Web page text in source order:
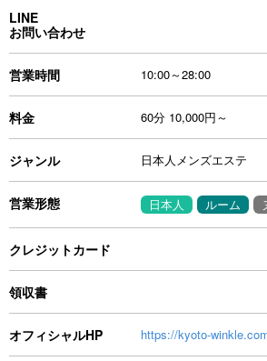
LINE
お問い合わせ
営業時間 10:00～28:00
料金 60分 10,000円～
ジャンル 日本人メンズエステ
営業形態 日本人 ルーム
クレジットカード
領収書
オフィシャルHP https://kyoto-